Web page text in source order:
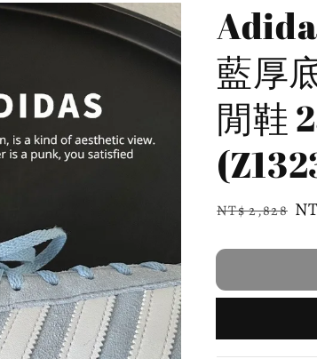
藍厚
閒鞋
Regular
NT$ 2,828